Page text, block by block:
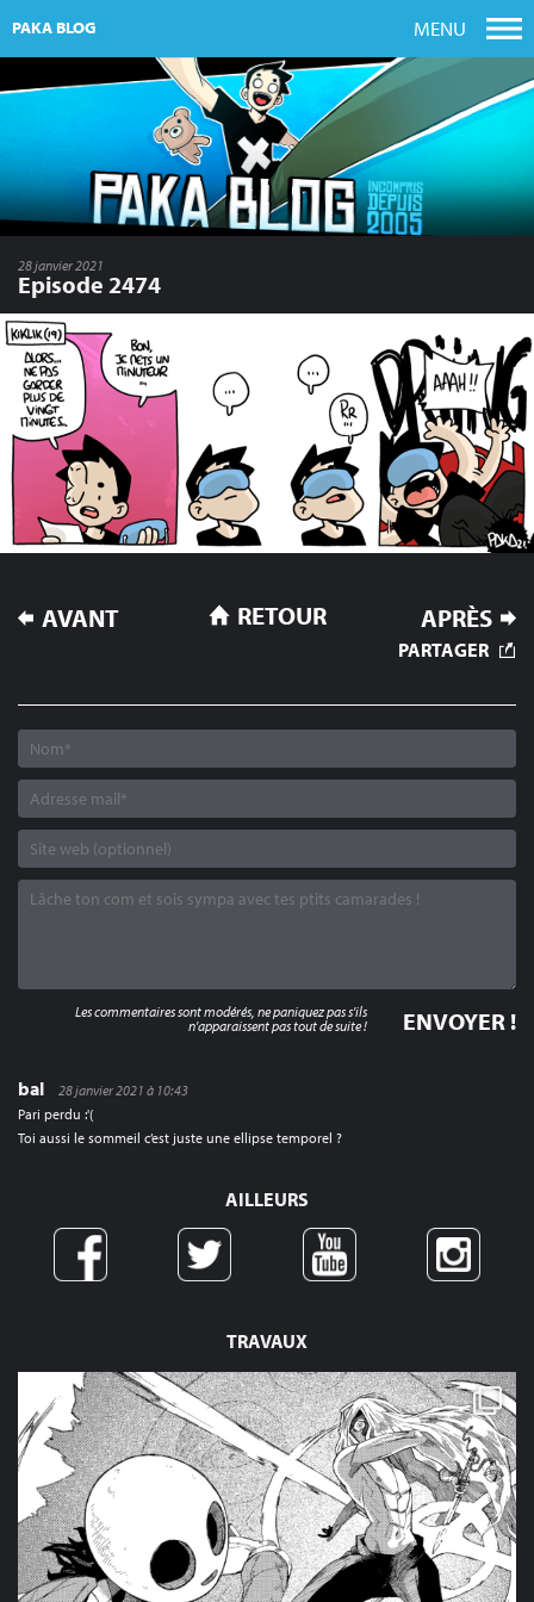
PAKA BLOG MENU
TRAVAUX
28 janvier 2021
Episode 2474
NAVIGATION
DE
AVANT APRÈS
RETOUR
PARTAGER
bal
28 janvier 2021 à 10:43
Pari perdu :'(
Toi aussi le sommeil c’est juste une ellipse temporel ?
Les commentaires sont modérés, ne paniquez pas s'ils
n'apparaissent pas tout de suite !
AILLEURS